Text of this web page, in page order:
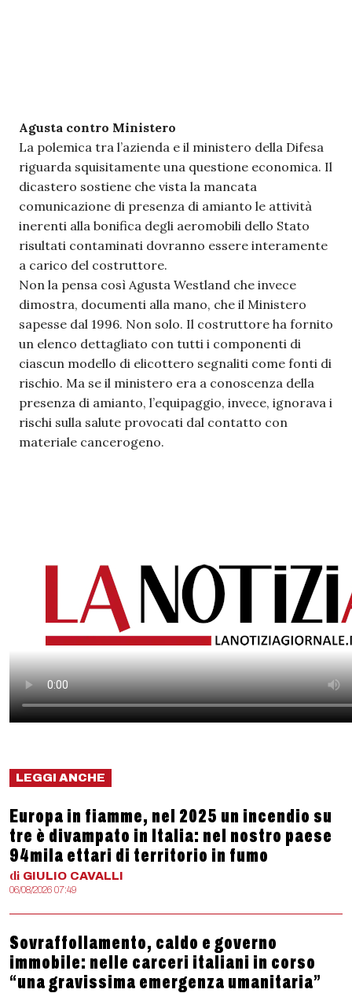
Agusta contro Ministero
La polemica tra l’azienda e il ministero della Difesa
riguarda squisitamente una questione economica. Il
dicastero sostiene che vista la mancata
comunicazione di presenza di amianto le attività
inerenti alla bonifica degli aeromobili dello Stato
risultati contaminati dovranno essere interamente
a carico del costruttore.
Non la pensa così Agusta Westland che invece
dimostra, documenti alla mano, che il Ministero
sapesse dal 1996. Non solo. Il costruttore ha fornito
un elenco dettagliato con tutti i componenti di
ciascun modello di elicottero segnaliti come fonti di
rischio. Ma se il ministero era a conoscenza della
presenza di amianto, l’equipaggio, invece, ignorava i
rischi sulla salute provocati dal contatto con
materiale cancerogeno.
LEGGI ANCHE
Europa in fiamme, nel 2025 un incendio su
tre è divampato in Italia: nel nostro paese
94mila ettari di territorio in fumo
di GIULIO CAVALLI
06/08/2026 07:49
Sovraffollamento, caldo e governo
immobile: nelle carceri italiani in corso
“una gravissima emergenza umanitaria”